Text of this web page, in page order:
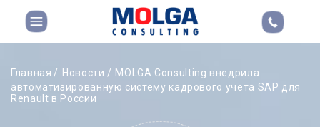
Главная Новости
MOLGA Consulting внедрила
автоматизированную систему кадрового учета SAP для
Renault в России